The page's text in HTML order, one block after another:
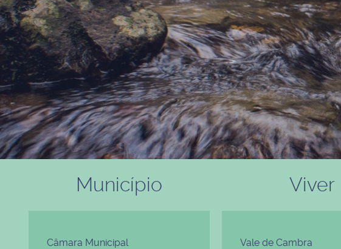
Município
Câmara Municipal
Viver
Vale de Cambra